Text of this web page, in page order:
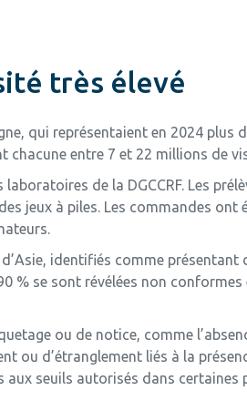
très élevé
qui représentaient en 2024 plus
entre 7 et 22 millions de
de la DGCCRF. Les
jeux à piles. Les commandes ont
identifiés comme présentant
% se sont révélées non
ou de notice, comme
ou d’étranglement liés à la
seuils autorisés dans certaines